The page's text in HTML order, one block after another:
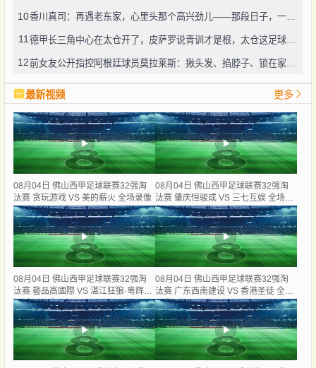
10 香川真司：再遇老东家，心里头那个高兴劲儿——那段日子，一辈子忘不了
11 德甲长三角中心在太仓开了，皮萨罗说青训才是根，太仓这足球味儿还真不赖
12
最新视频 更多
08月04日 佛山西甲足球联赛32强淘
汰赛 贪玩游戏 VS 美的薪火 全场录像
08月04日 佛山西甲足球联赛32强淘
汰赛 肇庆恒骏成 VS 三七互娱 全场录
像
08月04日 佛山西甲足球联赛32强淘
汰赛 藝品高國際 VS 湛江狂狼·粵辉能
源 全场录像
08月04日 佛山西甲足球联赛32强淘
汰赛 广东西南建设 VS 香港圣徒 全场
录像